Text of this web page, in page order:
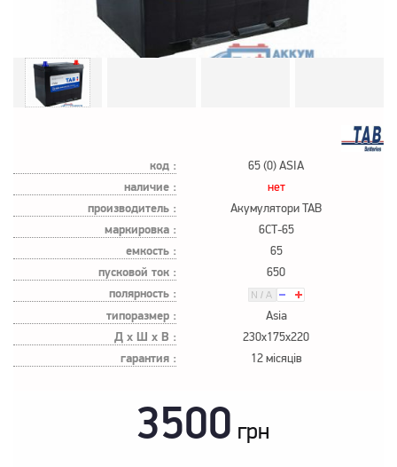
код : 65 (0) ASIA
наличие : нет
производитель : Акумулятори TAB
маркировка : 6СТ-65
емкость : 65
пусковой ток : 650
полярность :
типоразмер :
Asia
Д х Ш х В : 230x175x220
гарантия : 12 місяців
3500 грн